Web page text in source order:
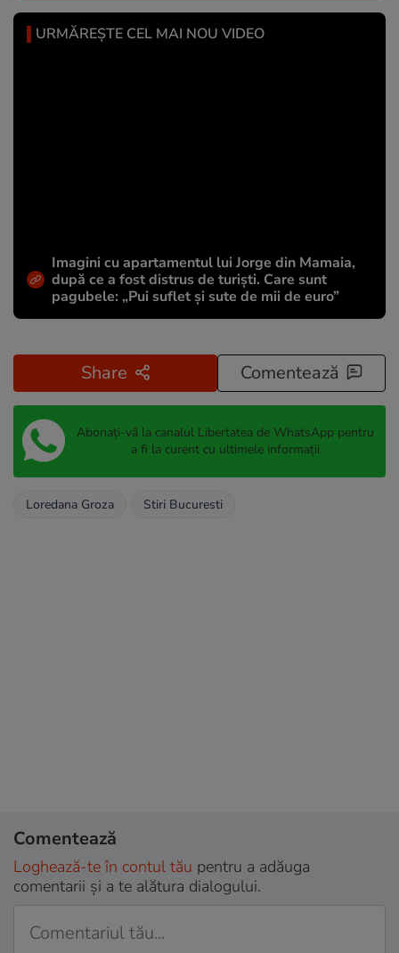
URMĂREȘTE CEL MAI NOU VIDEO
Imagini cu apartamentul lui Jorge din Mamaia,
după ce a fost distrus de turiști. Care sunt
pagubele: „Pui suflet și sute de mii de euro”
Share Comentează
Abonați-vă la canalul Libertatea de WhatsApp pentru
a fi la curent cu ultimele informații
Loredana Groza Stiri Bucuresti
Comentează
Loghează-te în contul tău pentru a adăuga
comentarii și a te alătura dialogului.